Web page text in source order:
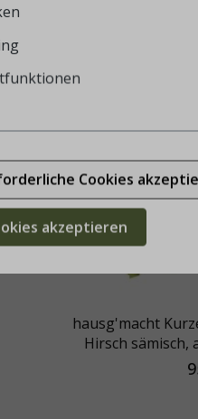
hausg'macht
Hirsch sämisch,
Cookies
akzeptieren